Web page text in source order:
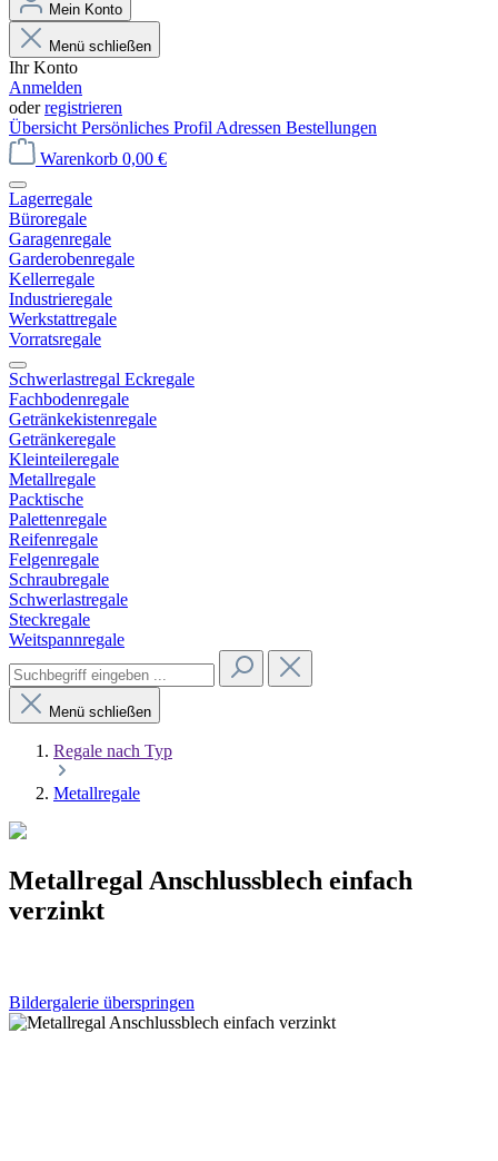
Mein Konto
Menü schließen
Ihr Konto
Anmelden
oderregistrieren
Übersicht Persönliches Profil Adressen Bestellungen
Warenkorb 0,00 €
Lagerregale
Büroregale
Garagenregale
Garderobenregale
Kellerregale
Industrieregale
Werkstattregale
Vorratsregale
Schwerlastregal Eckregale
Fachbodenregale
Getränkekistenregale
Getränkeregale
Kleinteileregale
Metallregale
Packtische
Palettenregale
Reifenregale
Felgenregale
Schraubregale
Schwerlastregale
Steckregale
Weitspannregale
Menü schließen
Regale nach Typ
Metallregale
Metallregal Anschlussblech einfach
verzinkt
Bildergalerie überspringen